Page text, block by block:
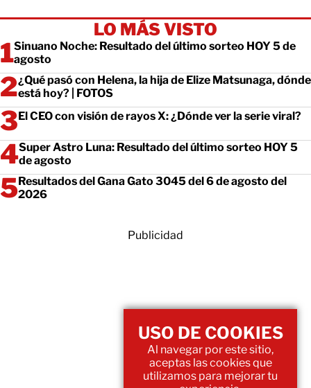
LO MÁS VISTO
Sinuano Noche: Resultado del último sorteo HOY 5 de
agosto
¿Qué pasó con Helena, la hija de Elize Matsunaga, dónde
está hoy? | FOTOS
El CEO con visión de rayos X: ¿Dónde ver la serie viral?
Super Astro Luna: Resultado del último sorteo HOY 5
de agosto
Resultados del Gana Gato 3045 del 6 de agosto del
2026
Publicidad
USO DE COOKIES
Al navegar por este sitio,
aceptas las cookies que
utilizamos para mejorar tu